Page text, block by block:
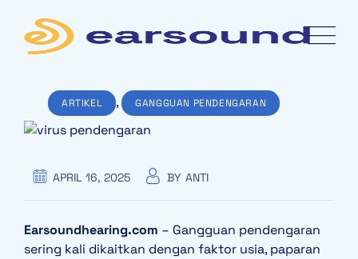
content
ARTIKEL , GANGGUAN PENDENGARAN
APRIL 16, 2025 BY ANTI
Earsoundhearing.com – Gangguan pendengaran
sering kali dikaitkan dengan faktor usia, paparan